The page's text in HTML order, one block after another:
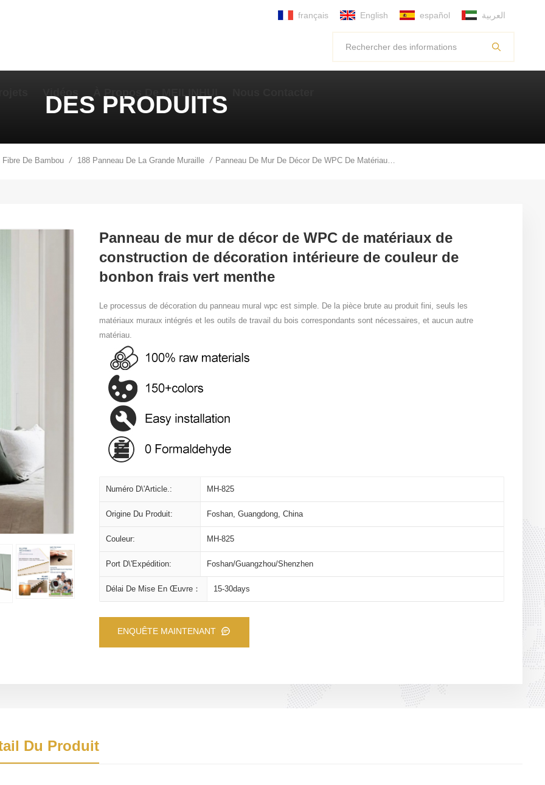
français English español العربية
DES PRODUITS
De Bambou / 188 Panneau De La Grande Muraille /
Panneau de mur de décor de WPC de matériaux de
construction de décoration intérieure de couleur de
bonbon frais vert menthe
Le processus de décoration du panneau mural wpc est simple. De la pièce brute au produit fini, seuls les
matériaux muraux intégrés et les outils de travail du bois correspondants sont nécessaires, et aucun autre
matériau.
Numéro D\'article.: MH-825
Origine Du Produit: Foshan, Guangdong, China
Couleur: MH-825
Port D\'expédition: Foshan/Guangzhou/Shenzhen
Délai De Mise En Œuvre： 15-30days
ENQUÊTE MAINTENANT
Du Produit